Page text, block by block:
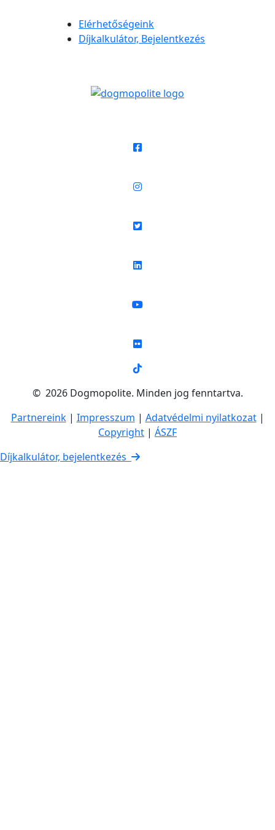
Elérhetőségeink
Díjkalkulátor, Bejelentkezés
© 2026 Dogmopolite. Minden jog fenntartva.
Partnereink| Impresszum | Adatvédelmi nyilatkozat|
Copyright | ÁSZF
Díjkalkulátor, bejelentkezés